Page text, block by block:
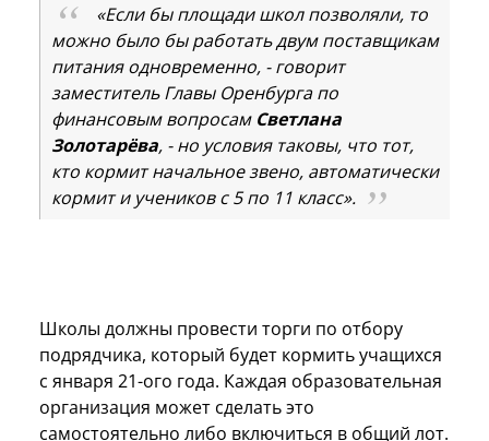
«Если бы площади школ позволяли, то
можно было бы работать двум поставщикам
питания одновременно, - говорит
заместитель Главы Оренбурга по
финансовым вопросам Светлана
Золотарёва, - но условия таковы, что тот,
кто кормит начальное звено, автоматически
кормит и учеников с 5 по 11 класс».
Школы должны провести торги по отбору
подрядчика, который будет кормить учащихся
с января 21-ого года. Каждая образовательная
организация может сделать это
самостоятельно либо включиться в общий лот.